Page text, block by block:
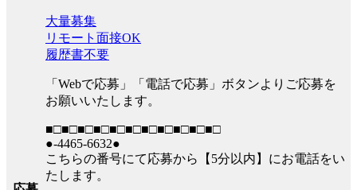
大量募集
リモート面接OK
履歴書不要
「Webで応募」「電話で応募」ボタンよりご応募を
お願いいたします。
■□■□■□■□■□■□■□■□■□■□■□
●-4465-6632●
こちらの番号にて応募から【5分以内】にお電話をい
たします。